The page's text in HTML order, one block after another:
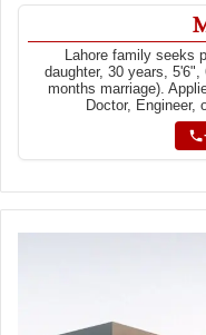
Lahore family seeks
daughter, 30 years,
months marriage).
Doctor, Engineer,